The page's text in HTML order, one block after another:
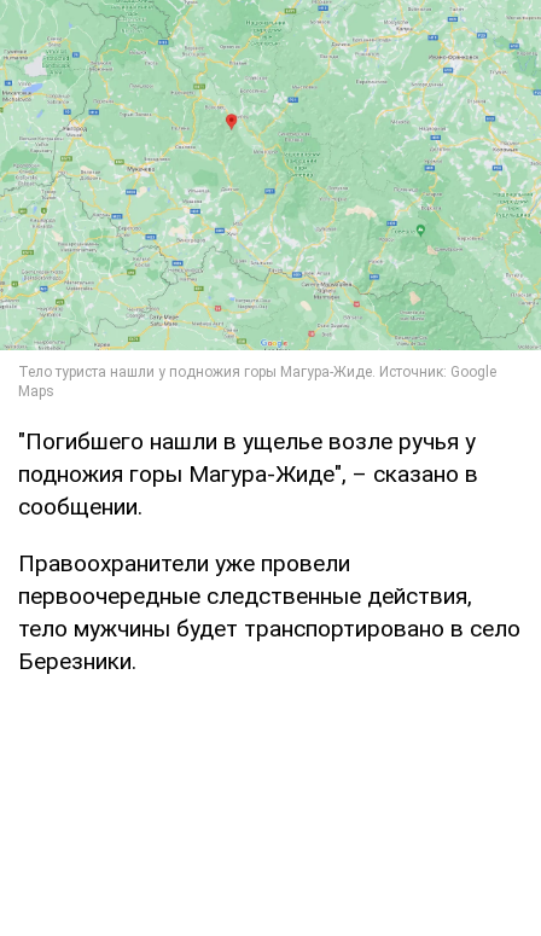
"Погибшего нашли в ущелье возле ручья у
подножия горы Магура-Жиде", – сказано в
сообщении.
Правоохранители уже провели
первоочередные следственные действия,
тело мужчины будет транспортировано в село
Березники.